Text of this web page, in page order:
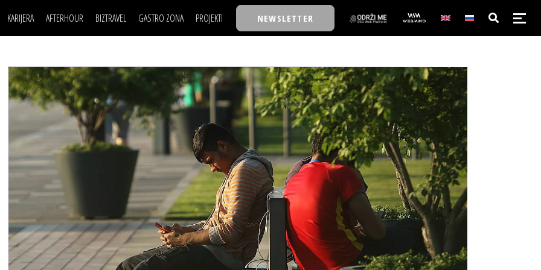
KARIJERA
LJUDI (HR)
MOJ UGAO
USAVRŠAVANJE
KNOW-HOW
AFTERHOUR
KNJIGE
AUTO SVET
STIL
WELLBEING
BIZTRAVEL GASTRO ZONA PROJEKTI
TASTY TALKS
30 ISPOD 30
BACK TO OFFICE/SCHOOL
BIZBENDOVI
BIZKOLEGIJUM
BMW BIZNIS LIGA
BIZLIFE WEEK
IZJAVA GODINE
NEWSLETTER
POSAO
MOJ UGAO
USAVRŠAVANJE
KNOW-HOW
FILM I SCENA
AUTO SVET
STIL
WELLBEING
NAJKOLEGA
30 ISPOD 30
BACK TO OFFICE/SCHOOL
BIZBENDOVI
BIZKOLEGIJUM
BMW BIZNIS LIGA
BIZLIFE WEEK
IZJAVA GODINE